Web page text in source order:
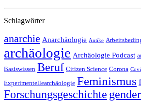
Schlagwörter
anarchie Anarchäologie Antike
archäologie Archäologie Podcast
Basiswissen Beruf Citizen Science Corona
Experimentellearchäologie Feminismus
Forschungsgeschichte gender